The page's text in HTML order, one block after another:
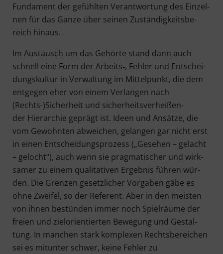
Fun­da­ment der gefühl­ten Ver­ant­wor­tung des Ein­zel­
nen für das Gan­ze über sei­nen Zustän­dig­keits­be­
reich hinaus.
Im Aus­tausch um das Gehör­te stand dann auch
schnell eine Form der Arbeits‑, Feh­ler und Ent­schei­
dungs­kul­tur in Ver­wal­tung im Mit­tel­punkt, die dem
ent­ge­gen eher von einem Ver­lan­gen nach
(Rechts-)Sicherheit und sicher­heits­ver­hei­ßen­
der Hier­ar­chie geprägt ist. Ideen und Ansät­ze, die
vom Gewohn­ten abwei­chen, gelan­gen gar nicht erst
in einen Ent­schei­dungs­pro­zess („Gese­hen – gelacht
– gelocht“), auch wenn sie prag­ma­ti­scher und wirk­
sa­mer zu einem qua­li­ta­ti­ven Ergeb­nis füh­ren wür­
den. Die Gren­zen gesetz­li­cher Vor­ga­ben gäbe es
ohne Zwei­fel, so der Refe­rent. Aber in den meis­ten
von ihnen bestün­den immer noch Spiel­räu­me der
frei­en und ziel­ori­en­tier­ten Bewe­gung und Gestal­
tung. In man­chen stark kom­ple­xen Rechts­be­rei­chen
sei es mit­un­ter schwer, kei­ne Feh­ler zu